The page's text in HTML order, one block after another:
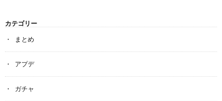
カテゴリー
まとめ
アプデ
ガチャ